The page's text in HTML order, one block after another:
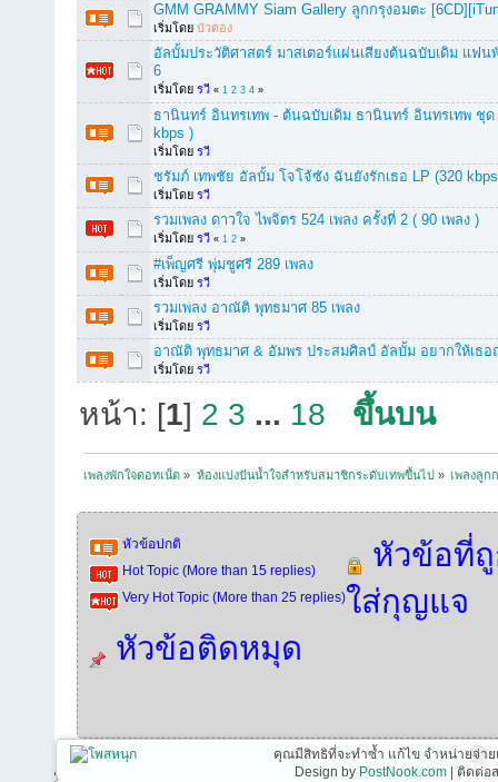
GMM GRAMMY Siam Gallery ลูกกรุงอมตะ
เริ่มโดย บัวตอง
อัลบั้มประวัติศาสตร์ มาสเตอร์แผ่นเสียงต้นฉบับเดิม แฟ
6
เริ่มโดย รวี « 1 2 3 4 »
ธานินทร์ อินทรเทพ - ต้นฉบับเดิม ธานินทร์ อินทรเทพ ชุด
kbps )
เริ่มโดย รวี
ชรัมภ์ เทพชัย อัลบั้ม โจโจ้ซัง ฉันยังรักเธอ LP (320
เริ่มโดย รวี
รวมเพลง ดาวใจ ไพจิตร 524 เพลง ครั้งที่ 2 ( 90 เพลง )
เริ่มโดย รวี « 1 2 »
#เพ็ญศรี พุ่มชูศรี 289 เพลง
เริ่มโดย รวี
รวมเพลง อาณัติ พุทธมาศ 85 เพลง
เริ่มโดย รวี
อาณัติ พุทธมาศ & อัมพร ประสมศิลป์ อัลบั้ม อยากให้เธอ
เริ่มโดย รวี
หน้า: [1] 2 3 ... 18 ขึ้นบน
เพลงพักใจดอทเน็ต » ห้องแบ่งปันน้ำใจสำหรับสมาชิกระดับเทพขึ้นไป » เพลงลูก
หัวข้อปกติ
Hot Topic (More than 15 replies)
Very Hot Topic (More than 25 replies)
หัวข้อที่
ใส่กุญแจ
หัวข้อติดหมุด
คุณมีสิทธิที่จะทำซ้ำ แก้ไข จำหน่ายจ่า
Design by PostNook.com| ติดต่อส